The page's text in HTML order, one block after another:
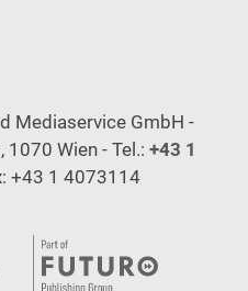
Mediaservice GmbH -
Wien - Tel.: +43 1
+43 1 4073114